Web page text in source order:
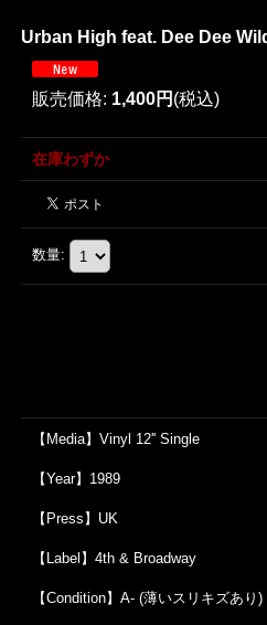
Urban High feat. Dee Dee
販売価格: 1,400円 (税込)
在庫わずか
数量:
【Media】Vinyl 12'' Single
【Year】1989
【Press】UK
【Label】4th & Broadway
【Condition】A- (薄いスリキズあり)